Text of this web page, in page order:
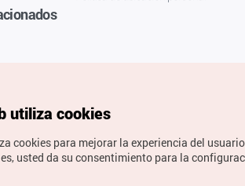
utiliza cookies
cookies para mejorar la experiencia del
usted da su consentimiento para la